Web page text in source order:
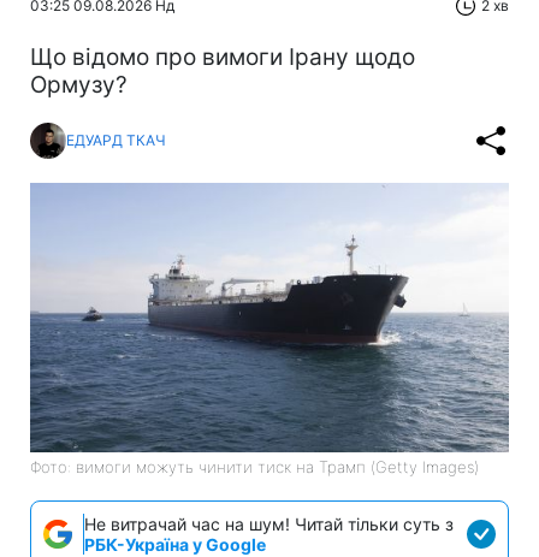
03:25 09.08.2026 Нд 2 хв
Що відомо про вимоги Ірану щодо
Ормузу?
ЕДУАРД ТКАЧ
Фото: вимоги можуть чинити тиск на Трамп (Getty Images)
Не витрачай час на шум! Читай тільки суть з
РБК-Україна у Google